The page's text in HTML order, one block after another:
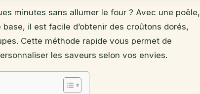
minutes sans allumer le four ? Avec une poêle,
il est facile d’obtenir des croûtons dorés,
Cette méthode rapide vous permet de
les saveurs selon vos envies.